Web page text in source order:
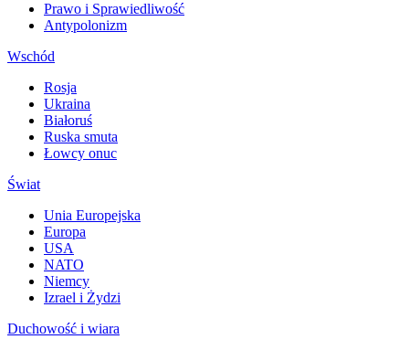
Prawo i Sprawiedliwość
Antypolonizm
Wschód
Rosja
Ukraina
Białoruś
Ruska smuta
Łowcy onuc
Świat
Unia Europejska
Europa
USA
NATO
Niemcy
Izrael i Żydzi
Duchowość i wiara